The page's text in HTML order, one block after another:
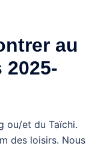
au
ou/et du Taïchi.
des loisirs. Nous